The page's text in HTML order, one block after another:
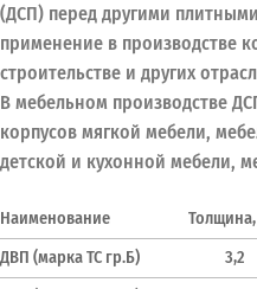
(ДСП) перед другими
применение в производстве
строительстве и других
В мебельном производстве
корпусов мягкой мебели,
детской и кухонной мебели,
Наименование
ДВП (марка ТС гр.Б)
3,2